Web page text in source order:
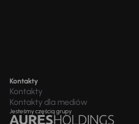
Kontakty
Kontakty
Kontakty dla mediów
Jesteśmy częścią grupy